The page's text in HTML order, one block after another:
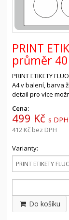
PRINT
průměr
PRINT ETIKETY
A4 v balení, barva
detail pro více
Cena:
499 Kč s DPH
412 Kč bez DPH
Varianty:
Do košíku